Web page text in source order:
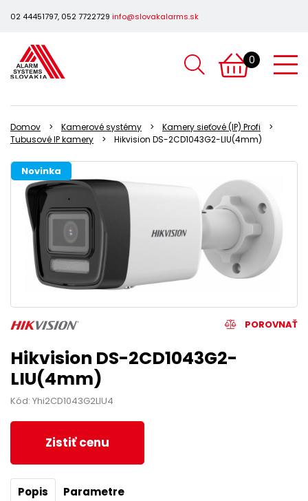
02 44451797, 052 7722729 info@slovakalarms.sk
0
Domov Kamerové systémy
Kamery sieťové (IP) Profi
Tubusové IP kamery
Hikvision DS-2CD1043G2-LIU(4mm)
Novinka
POROVNAŤ
Hikvision DS-2CD1043G2-
LIU(4mm)
Kód: Yhi2CD1043G2LIU4
Zistiť cenu
Popis Parametre